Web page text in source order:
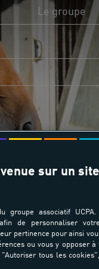
Le groupe
L'UCPA, c'est
Utilité sociale
Missions et
Transition
sur un
groupe associatif
de personnaliser
pertinence pour ainsi
ou vous y opposer
tous les